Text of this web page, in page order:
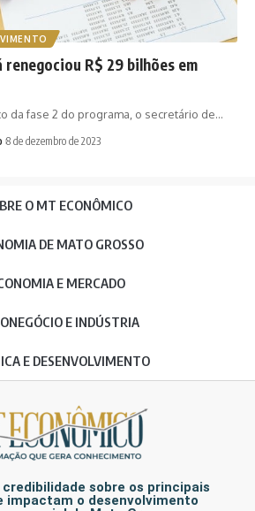
R$ 29 bilhões em
da fase 2 do programa, o secretário de…
8 de dezembro de 2023
O MT ECONÔMICO
DE MATO GROSSO
E MERCADO
E INDÚSTRIA
E DESENVOLVIMENTO
sobre os principais
impactam o desenvolvimento